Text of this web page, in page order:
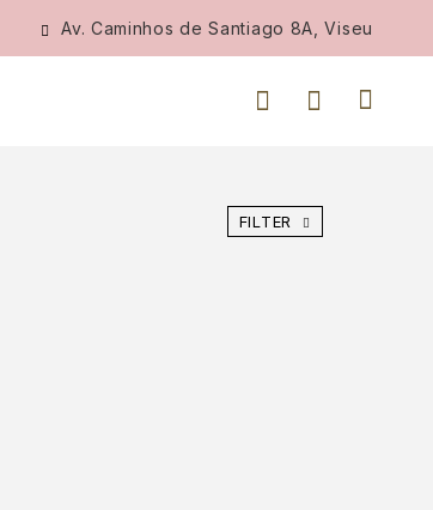
Av. Caminhos de Santiago 8A, Viseu
FILTER